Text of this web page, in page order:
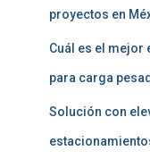
proyectos en
Cuál es el mejor
para carga
Solución con